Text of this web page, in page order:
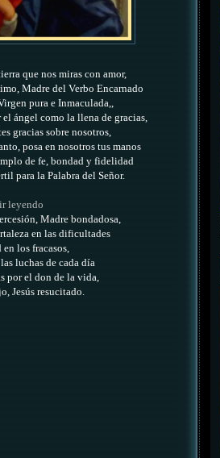
que nos miras con amor,
Madre del Verbo Encarnado
pura e Inmaculada,,
ángel como la llena de gracias,
gracias sobre nosotros,
posa en nosotros tus manos
de fe, bondad y fidelidad
para la Palabra del Señor.
leyendo
Madre bondadosa,
en las dificultades
en los fracasos,
luchas de cada día
por el don de la vida,
Jesús resucitado.